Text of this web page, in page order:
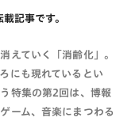
載記事です。
えていく「消齢化」。
にも現れているとい
特集の第2回は、博報
ーム、音楽にまつわる